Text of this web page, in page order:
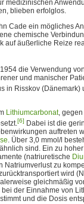
medizinischen
blieben erfolglos.
Cade ein mögliches
chemische
auf äußerliche Reize
die Verwendung
und manischer
in Risskov (Dänemark)
Lithiumcarbonat, gegen
[6] Dabei ist die
auftreten
. Über 3,0 mmol/l
ähnlich sind. Ein zu
(natriuretische
Natriumverlust zu
wird
gleichmäßig
der Einnahme von
und die Dosis